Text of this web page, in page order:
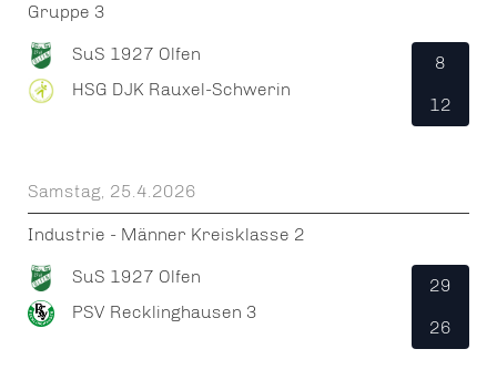
Gruppe 3
SuS 1927 Olfen
HSG DJK Rauxel-Schwerin
8
12
Samstag, 25.4.2026
Industrie - Männer Kreisklasse 2
SuS 1927 Olfen
PSV Recklinghausen 3
29
26